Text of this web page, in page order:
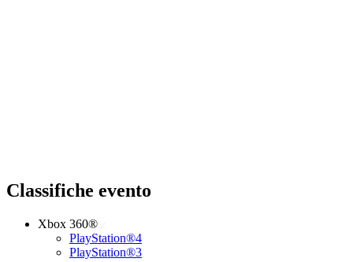
Classifiche evento
Xbox 360®
PlayStation®4
PlayStation®3